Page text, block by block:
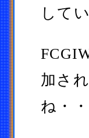
して
加さ
ね・